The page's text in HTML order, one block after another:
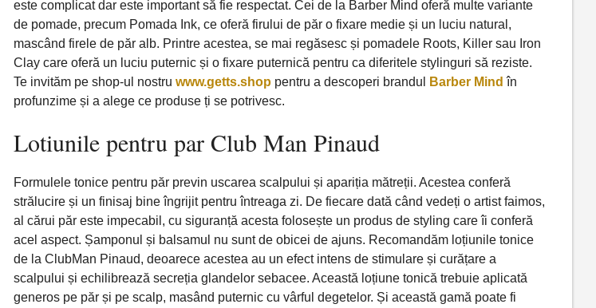
este complicat dar este important să fie respectat. Cei de la Barber Mind oferă multe variante
de pomade, precum Pomada Ink, ce oferă firului de păr o fixare medie și un luciu natural,
mascând firele de păr alb. Printre acestea, se mai regăsesc și pomadele Roots, Killer sau Iron
Clay care oferă un luciu puternic și o fixare puternică pentru ca diferitele stylinguri să reziste.
Te invităm pe shop-ul nostru www.getts.shop pentru a descoperi brandul Barber Mind în
profunzime și a alege ce produse ți se potrivesc.
Lotiunile pentru par Club Man Pinaud
Formulele tonice pentru păr previn uscarea scalpului și apariția mătreții. Acestea conferă
strălucire și un finisaj bine îngrijit pentru întreaga zi. De fiecare dată când vedeți o artist faimos,
al cărui păr este impecabil, cu siguranță acesta folosește un produs de styling care îi conferă
acel aspect. Șamponul și balsamul nu sunt de obicei de ajuns. Recomandăm loțiunile tonice
de la ClubMan Pinaud, deoarece acestea au un efect intens de stimulare și curățare a
scalpului și echilibrează secreția glandelor sebacee. Această loțiune tonică trebuie aplicată
generos pe păr și pe scalp, masând puternic cu vârful degetelor. Și această gamă poate fi